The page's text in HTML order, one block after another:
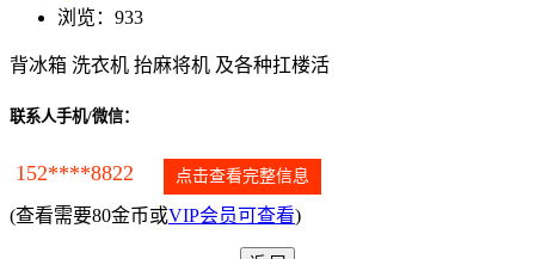
浏览：933
背冰箱 洗衣机 抬麻将机 及各种扛楼活
联系人手机/微信：
152****8822 点击查看完整信息
(查看需要80金币或VIP会员可查看)